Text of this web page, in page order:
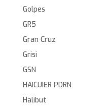
Golpes
GR5
Gran Cruz
Grisi
GSN
HAICUIER PDRN
Halibut